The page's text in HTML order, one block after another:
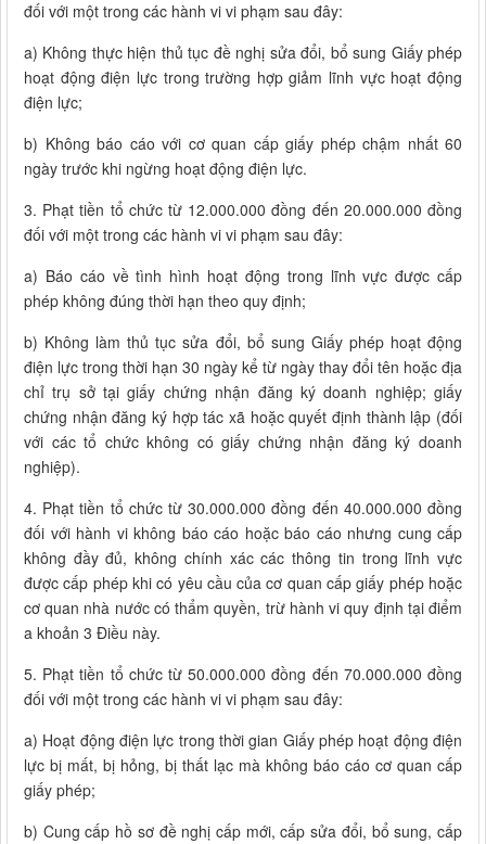
đối với một trong các hành vi vi phạm sau đây:
a) Không thực hiện thủ tục đề nghị sửa đổi, bổ sung Giấy phép
hoạt động điện lực trong trường hợp giảm lĩnh vực hoạt động
điện lực;
b) Không báo cáo với cơ quan cấp giấy phép chậm nhất 60
ngày trước khi ngừng hoạt động điện lực.
3. Phạt tiền tổ chức từ 12.000.000 đồng đến 20.000.000 đồng
đối với một trong các hành vi vi phạm sau đây:
a) Báo cáo về tình hình hoạt động trong lĩnh vực được cấp
phép không đúng thời hạn theo quy định;
b) Không làm thủ tục sửa đổi, bổ sung Giấy phép hoạt động
điện lực trong thời hạn 30 ngày kể từ ngày thay đổi tên hoặc địa
chỉ trụ sở tại giấy chứng nhận đăng ký doanh nghiệp; giấy
chứng nhận đăng ký hợp tác xã hoặc quyết định thành lập (đối
với các tổ chức không có giấy chứng nhận đăng ký doanh
nghiệp).
4. Phạt tiền tổ chức từ 30.000.000 đồng đến 40.000.000 đồng
đối với hành vi không báo cáo hoặc báo cáo nhưng cung cấp
không đầy đủ, không chính xác các thông tin trong lĩnh vực
được cấp phép khi có yêu cầu của cơ quan cấp giấy phép hoặc
cơ quan nhà nước có thẩm quyền, trừ hành vi quy định tại điểm
a khoản 3 Điều này.
5. Phạt tiền tổ chức từ 50.000.000 đồng đến 70.000.000 đồng
đối với một trong các hành vi vi phạm sau đây:
a) Hoạt động điện lực trong thời gian Giấy phép hoạt động điện
lực bị mất, bị hỏng, bị thất lạc mà không báo cáo cơ quan cấp
giấy phép;
b) Cung cấp hồ sơ đề nghị cấp mới, cấp sửa đổi, bổ sung, cấp